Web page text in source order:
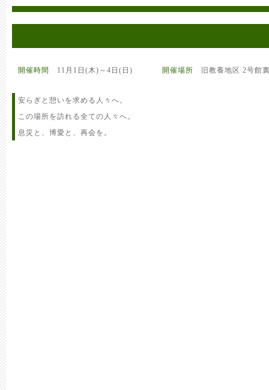
開催時間 11月1日(木)～4日(日) 開催場所 旧教養地区 2号館
安らぎと憩いを求める人々へ。
この場所を訪れる全ての人々へ。
息災と、博愛と、再会を。